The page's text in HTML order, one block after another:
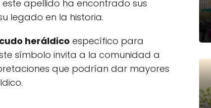
apellido ha encontrado sus
legado en la historia.
heráldico específico para
símbolo invita a la comunidad a
que podrían dar mayores